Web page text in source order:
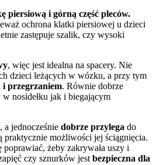
piersiową i górną część pleców.
ochrona klatki piersiowej u dzieci
zastępuje szalik, czy wysoki
, więc jest idealna na spacery. Nie
dzieci leżących w wózku, a przy tym
i przegrzaniem. Równie dobrze
nosidełku jak i biegającym
, a jednocześnie dobrze przylega do
praktycznie możliwości jej ściągnięcia.
żeby zakrywała uszy i
czy sznurków jest bezpieczna dla